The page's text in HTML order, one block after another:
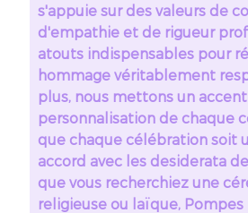
s'appuie sur des valeurs de
d'empathie et de rigueur
atouts indispensables pour
hommage véritablement
plus, nous mettons un
personnalisation de chaque
que chaque célébration soit
accord avec les desiderata
que vous recherchiez une
religieuse ou laïque, Pompes